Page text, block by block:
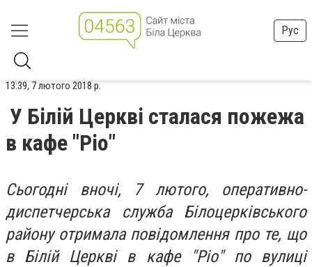
Рус
13:39, 7 лютого 2018 р.
У Білій Церкві сталася пожежа
в кафе "Ріо"
Сьогодні вночі, 7 лютого, оперативно-
диспетчерська служба Білоцерківського
району отримала повідомлення про те, що
в Білій Церкві в кафе "Ріо" по вулиці